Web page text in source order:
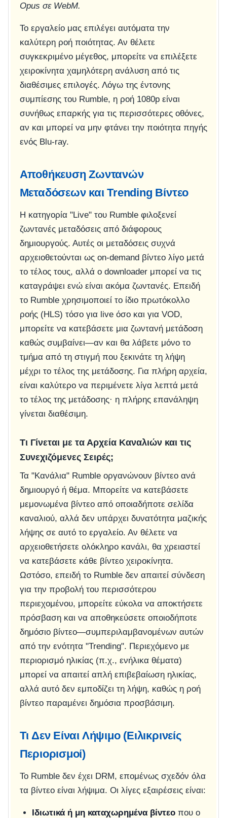
Opus σε WebM.
Το εργαλείο μας επιλέγει αυτόματα την
καλύτερη ροή ποιότητας. Αν θέλετε
συγκεκριμένο μέγεθος, μπορείτε να επιλέξετε
χειροκίνητα χαμηλότερη ανάλυση από τις
διαθέσιμες επιλογές. Λόγω της έντονης
συμπίεσης του Rumble, η ροή 1080p είναι
συνήθως επαρκής για τις περισσότερες οθόνες,
αν και μπορεί να μην φτάνει την ποιότητα πηγής
ενός Blu-ray.
Αποθήκευση Ζωντανών
Μεταδόσεων και Trending Βίντεο
Η κατηγορία "Live" του Rumble φιλοξενεί
ζωντανές μεταδόσεις από διάφορους
δημιουργούς. Αυτές οι μεταδόσεις συχνά
αρχειοθετούνται ως on‑demand βίντεο λίγο μετά
το τέλος τους, αλλά ο downloader μπορεί να τις
καταγράψει ενώ είναι ακόμα ζωντανές. Επειδή
το Rumble χρησιμοποιεί το ίδιο πρωτόκολλο
ροής (HLS) τόσο για live όσο και για VOD,
μπορείτε να κατεβάσετε μια ζωντανή μετάδοση
καθώς συμβαίνει—αν και θα λάβετε μόνο το
τμήμα από τη στιγμή που ξεκινάτε τη λήψη
μέχρι το τέλος της μετάδοσης. Για πλήρη αρχεία,
είναι καλύτερο να περιμένετε λίγα λεπτά μετά
το τέλος της μετάδοσης· η πλήρης επανάληψη
γίνεται διαθέσιμη.
Τι Γίνεται με τα Αρχεία Καναλιών και τις
Συνεχιζόμενες Σειρές;
Τα "Κανάλια" Rumble οργανώνουν βίντεο ανά
δημιουργό ή θέμα. Μπορείτε να κατεβάσετε
μεμονωμένα βίντεο από οποιαδήποτε σελίδα
καναλιού, αλλά δεν υπάρχει δυνατότητα μαζικής
λήψης σε αυτό το εργαλείο. Αν θέλετε να
αρχειοθετήσετε ολόκληρο κανάλι, θα χρειαστεί
να κατεβάσετε κάθε βίντεο χειροκίνητα.
Ωστόσο, επειδή το Rumble δεν απαιτεί σύνδεση
για την προβολή του περισσότερου
περιεχομένου, μπορείτε εύκολα να αποκτήσετε
πρόσβαση και να αποθηκεύσετε οποιοδήποτε
δημόσιο βίντεο—συμπεριλαμβανομένων αυτών
από την ενότητα "Trending". Περιεχόμενο με
περιορισμό ηλικίας (π.χ., ενήλικα θέματα)
μπορεί να απαιτεί απλή επιβεβαίωση ηλικίας,
αλλά αυτό δεν εμποδίζει τη λήψη, καθώς η ροή
βίντεο παραμένει δημόσια προσβάσιμη.
Τι Δεν Είναι Λήψιμο (Ειλικρινείς
Περιορισμοί)
Το Rumble δεν έχει DRM, επομένως σχεδόν όλα
τα βίντεο είναι λήψιμα. Οι λίγες εξαιρέσεις είναι:
Ιδιωτικά ή μη καταχωρημένα βίντεοπου ο